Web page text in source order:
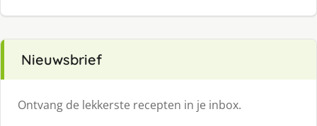
Nieuwsbrief
Ontvang de lekkerste recepten in je inbox.